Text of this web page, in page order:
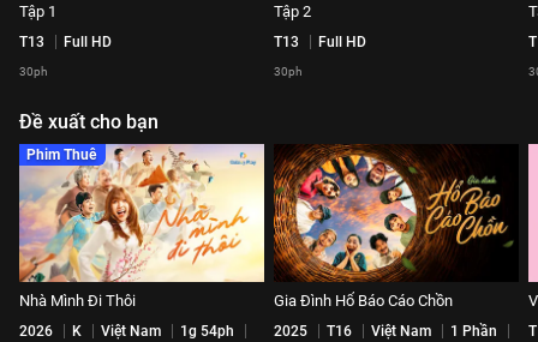
Tập 1
T13 Full HD
30ph
Tập 2
T13 Full HD
30ph
Đề xuất cho bạn
Phim Thuê
Nhà Mình Đi Thôi
2026 K Việt Nam
1g 54ph
Gia Đình Hổ Báo Cáo Chồn
2025 T16 Việt Nam
1 Phần